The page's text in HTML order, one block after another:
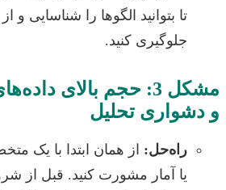
تا بتوانید الگوها را شناسایی و از
جلوگیری کنید.
مشکل 3: حجم بالای داده‌های
تحلیل
راه‌حل: از همان ابتدا با یک متخصص
یا آمار مشورت کنید. قبل از شروع